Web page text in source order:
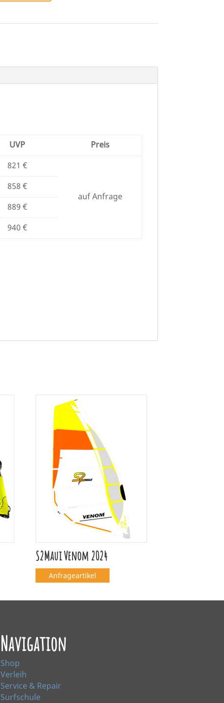
UVP
Preis
821 €
auf Anfrage
858 €
889 €
940 €
S2Maui Venom 2024
Anfrageartikel
Navigation
Shop
Verleih
Service & Repair
Surfschule